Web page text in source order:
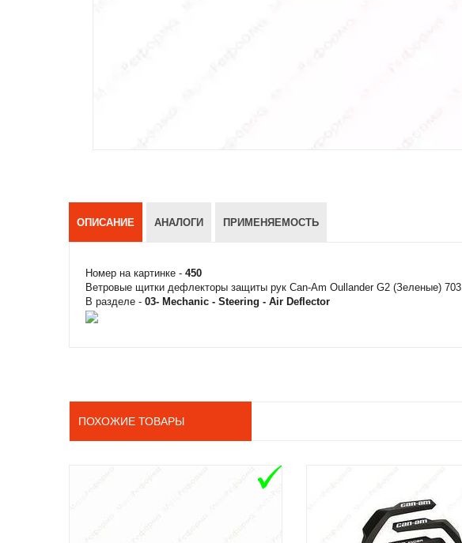
ОПИСАНИЕ АНАЛОГИ ПРИМЕНЯЕМОСТЬ
Номер на картинке - 450
Ветровые щитки дефлекторы защиты рук Can-Am Oullander G2 (Зеленые)
В разделе - 03- Mechanic - Steering - Air Deflector
ПОХОЖИЕ ТОВАРЫ